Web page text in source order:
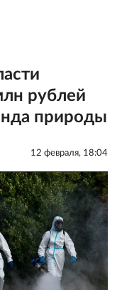
рублей
природы
12 февраля, 18:04